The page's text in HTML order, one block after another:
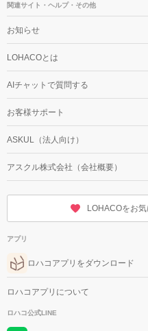
関連サイト・ヘルプ・その他
お知らせ
LOHACOとは
AIチャットで質問する
お客様サポート
ASKUL（法人向け）
アスクル株式会社（会社概要）
LOHACOをお
アプリ
ロハコアプリをダウンロード
ロハコアプリについて
ロハコ公式LINE